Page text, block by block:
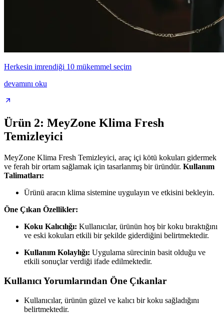
Herkesin imrendiği 10 mükemmel seçim
devamını oku
Ürün 2: MeyZone Klima Fresh
Temizleyici
MeyZone Klima Fresh Temizleyici, araç içi kötü kokuları gidermek
ve ferah bir ortam sağlamak için tasarlanmış bir üründür. Kullanım
Talimatları:
Ürünü aracın klima sistemine uygulayın ve etkisini bekleyin.
Öne Çıkan Özellikler:
Koku Kalıcılığı: Kullanıcılar, ürünün hoş bir koku bıraktığını
ve eski kokuları etkili bir şekilde giderdiğini belirtmektedir.
Kullanım Kolaylığı: Uygulama sürecinin basit olduğu ve
etkili sonuçlar verdiği ifade edilmektedir.
Kullanıcı Yorumlarından Öne Çıkanlar
Kullanıcılar, ürünün güzel ve kalıcı bir koku sağladığını
belirtmektedir.